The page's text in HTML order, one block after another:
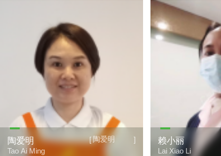
[赖小丽 ]
赖小丽
Lai Xiao Li
古朝波
Gu Chao Bo